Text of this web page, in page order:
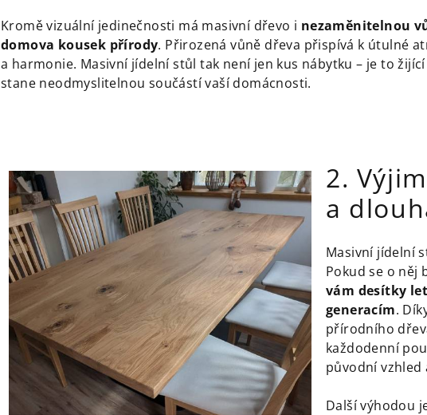
Kromě vizuální jedinečnosti má masivní dřevo i nezaměnitelnou
domova kousek přírody. Přirozená vůně dřeva přispívá k útulné
a harmonie. Masivní jídelní stůl tak není jen kus nábytku – je to
stane neodmyslitelnou součástí vaší domácnosti.
2.
a
Masivní jídelní
Pokud se o něj
vám desítky
generacím.
přírodního
každodenní
původní vzhled
Další výhodou